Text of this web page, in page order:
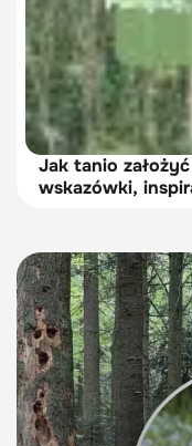
Jak tanio
wskazówki,